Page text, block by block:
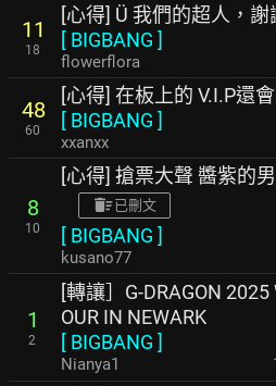
11
18
[心得] Ü 我們的超人，謝
[ BIGBANG ]
flowerflora
48
60
[心得] 在板上的 V.I.P還
[ BIGBANG ]
xxanxx
8
10
[心得] 搶票大聲 醬紫的
已刪文
[ BIGBANG ]
kusano77
1
2
[轉讓］G-DRAGON 2025
OUR IN NEWARK
[ BIGBANG ]
Nianya1